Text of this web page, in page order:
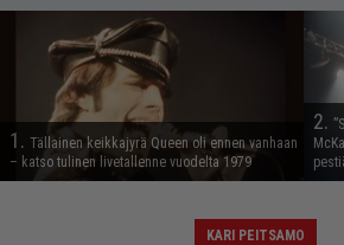
1. Tällainen keikkajyrä Queen oli ennen vanhaan
– katso tulinen livetallenne vuodelta 1979
2.
KARI PEITSAMO